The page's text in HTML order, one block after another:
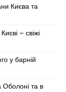
Києва та
– свіжі
у барній
Оболоні та в